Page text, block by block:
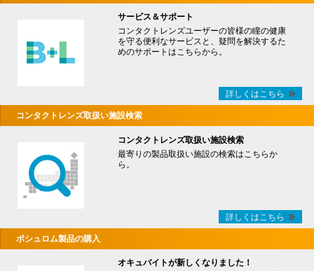
サービス＆サポート
コンタクトレンズユーザーの皆様の瞳の健康
を守る便利なサービスと、疑問を解決するた
めのサポートはこちらから。
詳しくはこちら
コンタクトレンズ取扱い施設検索
コンタクトレンズ取扱い施設検索
最寄りの製品取扱い施設の検索はこちらか
ら。
詳しくはこちら
ボシュロム製品の購入
オキュバイトが新しくなりました！